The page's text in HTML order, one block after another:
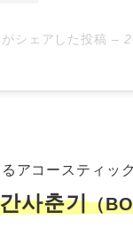
シェアした投稿 –
アコースティッ
사춘기（